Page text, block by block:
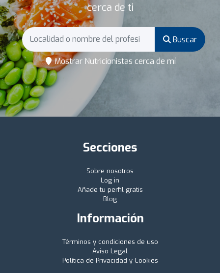
cerca de ti
Buscar
Mostrar Nutricionistas cerca de mí
Secciones
Sobre nosotros
Log in
Añade tu perfil gratis
Blog
Información
Términos y condiciones de uso
Aviso Legal
Política de Privacidad y Cookies